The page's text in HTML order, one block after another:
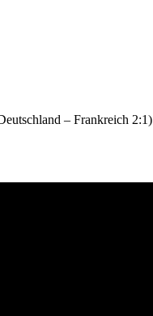
– Frankreich 2:1)